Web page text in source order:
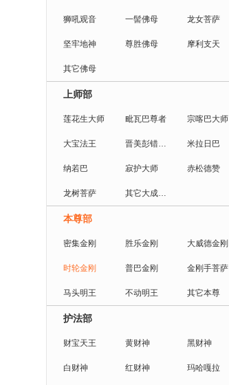
狮吼观音 一髻佛母 龙女菩萨
坚牢地神 尊胜佛母 摩利支天
其它佛母
上师部
莲花生大师 毗瓦巴尊者 宗喀巴大师
大宝法王 米拉日巴
纳若巴 寂护大师 赤松德赞
龙树菩萨
本尊部
密集金刚 胜乐金刚 大威德金刚
时轮金刚 普巴金刚 金刚手菩萨
马头明王 不动明王 其它本尊
护法部
财宝天王 黄财神 黑财神
白财神 红财神 玛哈嘎拉